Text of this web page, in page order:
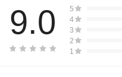
9.0
5
4
3
2
1